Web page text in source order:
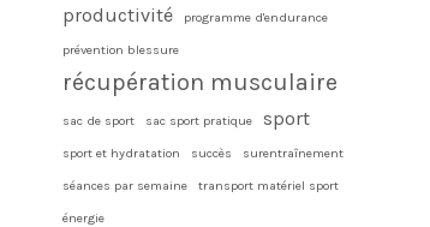
productivité programme d'endurance
prévention blessure
récupération musculaire
sac de sport sac sport pratique sport
sport et hydratation succès surentraînement
séances par semaine transport matériel sport
énergie